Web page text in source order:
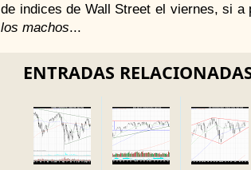
de indices de Wall Street el viernes, si a
los machos...
ENTRADAS